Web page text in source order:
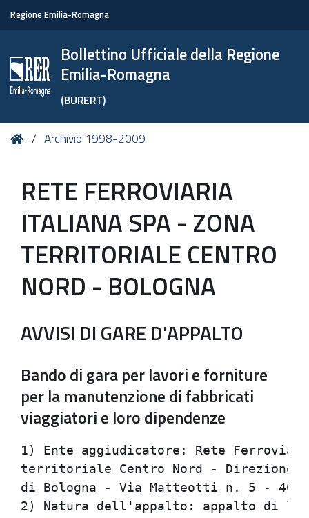
Regione Emilia-Romagna
Bollettino Ufficiale della Regione
Emilia-Romagna
(BURERT)
Tu HomeArchivio 1998-2009
RETE FERROVIARIA
ITALIANA SPA - ZONA
TERRITORIALE CENTRO
NORD - BOLOGNA
AVVISI DI GARE D'APPALTO
Bando di gara per lavori e forniture
per la manutenzione di fabbricati
viaggiatori e loro dipendenze
1) Ente aggiudicatore: Rete Ferroviaria Italiana SpA - Zona                     
territoriale Centro Nord - Direzione compartimentale Infrastruttura             
di Bologna - Via Matteotti n. 5 - 40129 - Bologna.                              
2) Natura dell'appalto: appalto di lavori ed opere.                             
a) Tipologia: lavori e forniture per la manutenzione di fabbricati              
viaggiatori e loro dipendenze, nonche' lavori similari di minore                
importanza, ricadenti nella giurisdizione FA 02 dell'Unita'                     
territoriale Emilia della Direzione compartimentale Infrastruttura di           
Bologna.                                                                        
b) Procedura di aggiudicazione: licitazione privata ai sensi della              
Legge 109/94 e successive modificazioni ed integrazioni.                        
3) Luogo di esecuzione: tratto Verona Ca' di David (e) - Tavernelle             
(e); San Giorgio di Piano (e) - Bologna Interporto - Castelmaggiore             
(e); Bologna San Donato; Casalecchio (e) - Pistoia (e); Bivio                   
Crociali (e) - Prato (e).                                                       
4) Oggetto dell'appalto ed importo:                                             
a) descrizione: l'opera e' realizzata con lavorazioni che, secondo la           
classificazione di cui all'Allegato "A" al DPR 25/1/2000, n. 34, sono           
riferibili alla seguente categoria OG 1 (prevalente) per un importo             
approssimativo presunto di Lire 1.500.000.000 (pari a Euro                      
774.685,35) consistenti nella manutenzione alle strutture edilizie,             
compresi i relativi impianti nonche' eventuali opere connesse,                  
complementari ed accessorie ed altri piccoli lavori, di valore                  
singolarmente contenuto rispetto a quello dell'appalto, appartenenti            
a categorie diverse;                                                            
b) importo complessivo dell'appalto a misura (compresi oneri per la             
sicurezza): Lire 1.500.000.000 (pari a Euro 774.685,35);                        
c) oneri per l'attuazione dei piani della sicurezza non soggetti a              
ribasso: saranno ordinati lavori i cui oneri per la sicurezza saranno           
contenuti nel 7% dei prezzi di cui alle tariffe poste a base di gara:           
su tale quota non operera' il ribasso offerto dall'appaltatore;                 
d) tutte le lavorazioni non riferibili alla categoria prevalente sono           
subappaltabili mentre quelle relative a tale categoria lo saranno               
fino al massimo del 30%. Resta naturalmente salvo quanto previsto               
all'art. 13, comma 7 della Legge 109/94. Si precisa che il ricorso al           
subappalto sara' disciplinato ai sensi della normativa vigente e                
regolato dallo schema di contratto. Si informa inoltre che ai sensi e           
per gli effetti del comma 3 bis dell'art. 18 della Legge 19/3/1990,             
n. 55 sara' obbligo del soggetto aggiudicatario della gara                      
trasmettere, entro 20 giorni dalla data di ciascun pagamento                    
effettuato nei suoi confronti, copia delle fatture quietanzate                  
relative ai pagamenti da esso aggiudicatario via via corrisposti al             
subappaltatore, con l'indicazione delle garanzie effettuate;                    
e) modalita' di determinazione del corrispettivo: a misura ai sensi             
di quanto previsto dal combinato disposto degli articoli 19, comma 4,           
21, comma 1, lettera a), della Legge 109/94 e successive                        
modificazioni ed integrazioni.                                                  
5) Termine di esecuzione: il contratto avra' durata fino al                     
31/12/2002. I lavori saranno ordinati con specifiche di lavoro emesse           
fino alla scadenza del contratto, restando inteso che, in ogni caso,            
tali specifiche non potranno prevedere un termine utile per                     
l'ultimazione lavori posteriore al 31 marzo successivo alla scadenza            
del contratto stesso.                                                           
6) Varianti: Le imprese non possono presentare varianti rispetto a              
quanto richiesto da RFI.                                                        
7) Soggetti ammessi alla gara: concorrenti di cui all'art. 10, comma            
1 della Legge 109/94, costituiti da